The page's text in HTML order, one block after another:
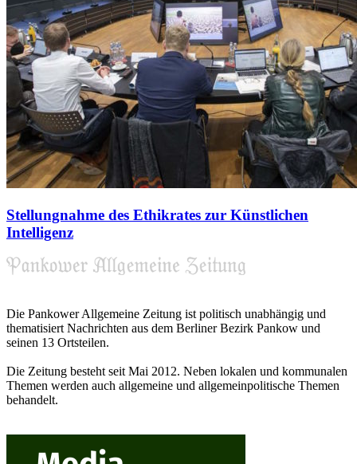
Stellungnahme des Ethikrates zur Künstlichen
Intelligenz
Die Pankower Allgemeine Zeitung ist politisch unabhängig und
thematisiert Nachrichten aus dem Berliner Bezirk Pankow und
seinen 13 Ortsteilen.
Die Zeitung besteht seit Mai 2012. Neben lokalen und kommunalen
Themen werden auch allgemeine und allgemeinpolitische Themen
behandelt.